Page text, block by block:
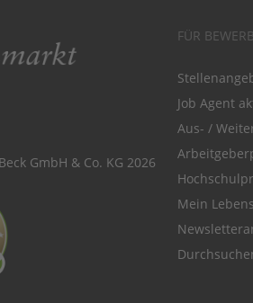
GmbH & Co. KG 2026
FÜR
Job Agent
Aus- /
Mein